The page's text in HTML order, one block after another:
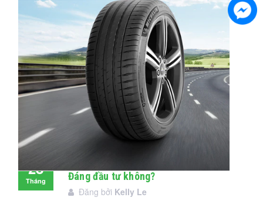
28
Tháng
Đáng đầu tư không?
Đăng bởi Kelly Le